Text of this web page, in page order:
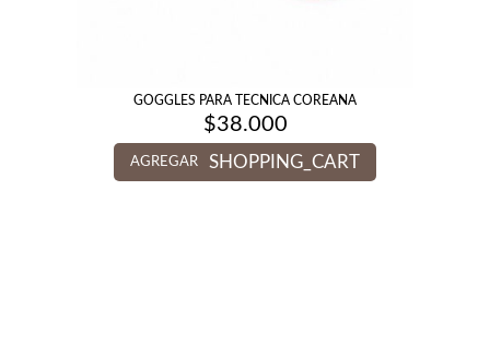
GOGGLES PARA TECNICA COREANA
$38.000
AGREGAR SHOPPING_CART